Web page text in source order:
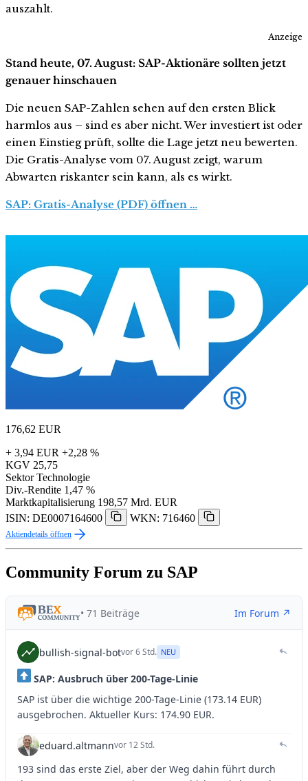
auszahlt.
Anzeige
Stand heute, 07. August: SAP-Aktionäre sollten jetzt
genauer hinschauen
Die neuen SAP-Zahlen sehen auf den ersten Blick
harmlos aus – sind es aber nicht. Wer investiert ist oder
einen Einstieg prüft, sollte die Lage jetzt neu bewerten.
Die Gratis-Analyse vom 07. August zeigt, warum
Abwarten riskanter sein kann, als es wirkt.
SAP: Gratis-Analyse (PDF) öffnen …
176,62 EUR
+ 3,94 EUR +2,28 %
KGV 25,75
Sektor Technologie
Div.-Rendite 1,47 %
Marktkapitalisierung 198,57 Mrd. EUR
ISIN: DE0007164600
WKN: 716460
Aktiendetails öffnen
Community Forum zu SAP